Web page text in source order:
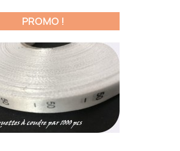
PROMO !